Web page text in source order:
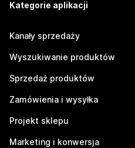
Kategorie aplikacji
Kanały sprzedaży
Wyszukiwanie produktów
Sprzedaż produktów
Zamówienia i wysyłka
Projekt sklepu
Marketing i konwersja